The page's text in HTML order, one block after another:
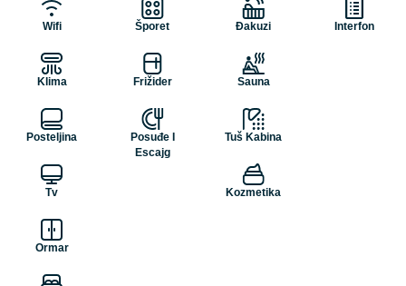
Wifi
Klima
Posteljina
Tv
Ormar
Šporet
Frižider
Posuđe I
Escajg
Đakuzi
Sauna
Tuš Kabina
Kozmetika
Interfon